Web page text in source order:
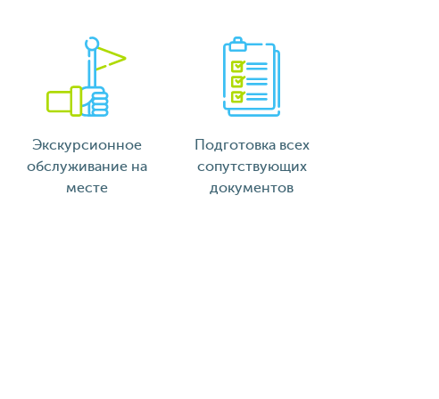
Экскурсионное
обслуживание на
месте
Подготовка всех
сопутствующих
документов